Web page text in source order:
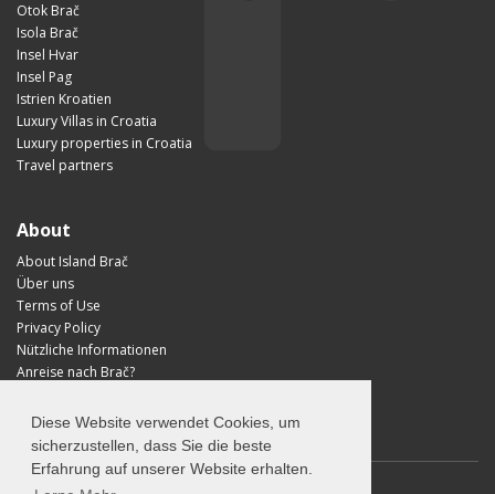
Diese Website verwendet Cookies, um
sicherzustellen, dass Sie die beste
Erfahrung auf unserer Website erhalten.
Otok Brač
Isola Brač
Insel Hvar
Insel Pag
Istrien Kroatien
Luxury Villas in Croatia
Luxury properties in Croatia
Travel partners
About
About Island Brač
Über uns
Terms of Use
Privacy Policy
Nützliche Informationen
Anreise nach Brač?